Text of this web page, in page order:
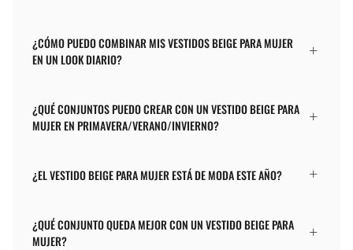
¿CÓMO PUEDO COMBINAR MIS VESTIDOS BEIGE PARA MUJER
EN UN LOOK DIARIO?
¿QUÉ CONJUNTOS PUEDO CREAR CON UN VESTIDO BEIGE PARA
MUJER EN PRIMAVERA/VERANO/INVIERNO?
¿EL VESTIDO BEIGE PARA MUJER ESTÁ DE MODA ESTE AÑO?
¿QUÉ CONJUNTO QUEDA MEJOR CON UN VESTIDO BEIGE PARA
MUJER?